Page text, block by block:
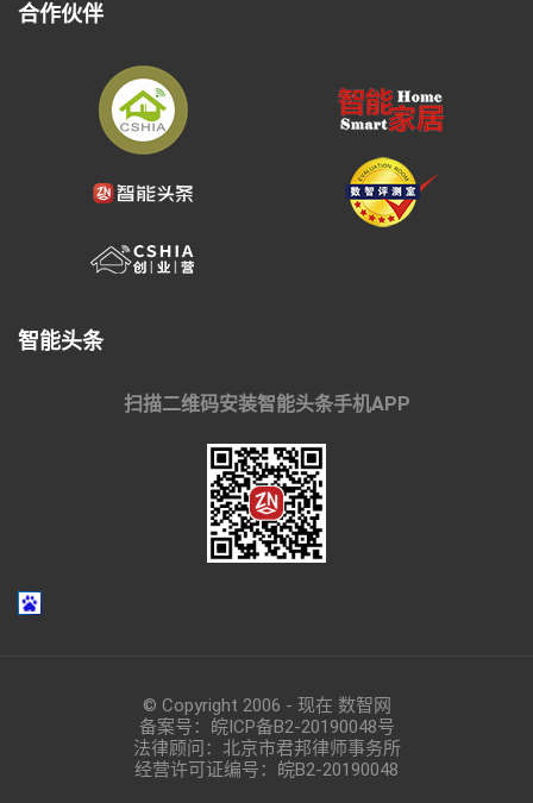
合作伙伴
智能头条
扫描二维码安装智能头条手机APP
© Copyright 2006 - 现在 数智网
备案号： 皖ICP备B2-20190048号
法律顾问：北京市君邦律师事务所
经营许可证编号：皖B2-20190048